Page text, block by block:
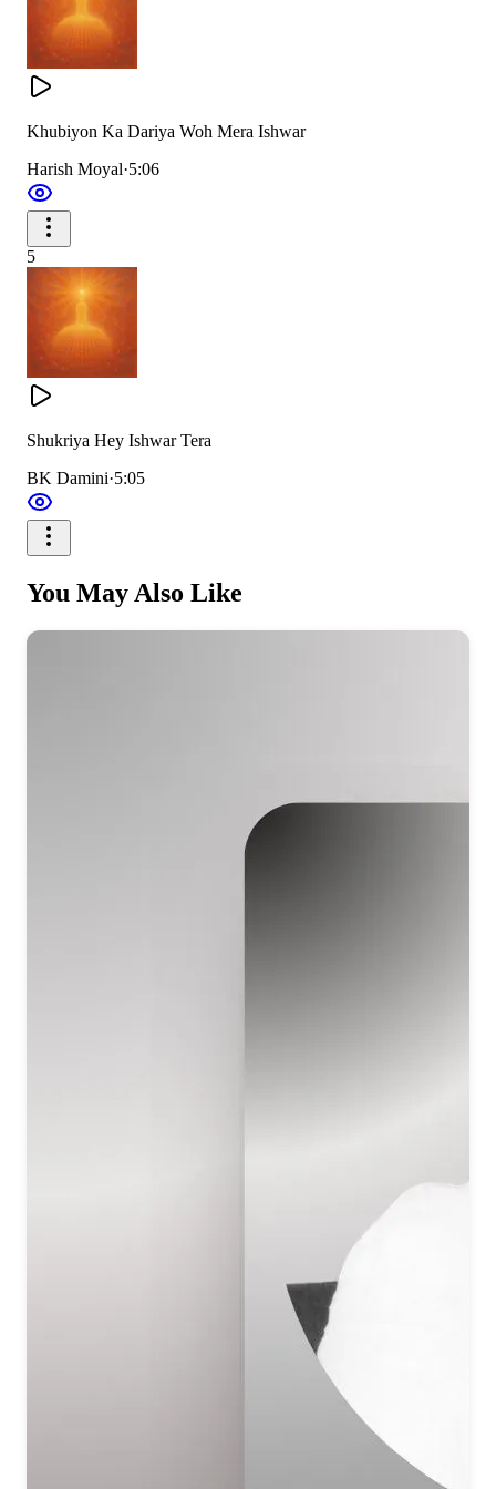
धन्यवाद धन्यवाद धन्यवाद तेरा
धन्यवाद धन्यवाद धन्यवाद तेरा
Khubiyon Ka Dariya Woh Mera Ishwar
Harish Moyal·5:06
5
Shukriya Hey Ishwar Tera
BK Damini·5:05
You May Also Like